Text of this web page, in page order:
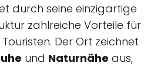
durch seine einzigartige
zahlreiche Vorteile für
Der Ort zeichnet
und Naturnähe aus,